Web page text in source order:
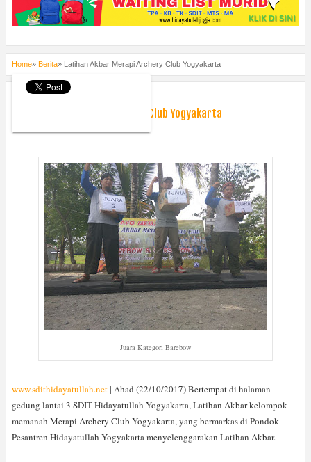
Home» Berita» Latihan Akbar Merapi Archery Club Yogyakarta
Monday, October 23, 2017
Latihan Akbar Merapi Archery Club Yogyakarta
Juara Kategori Barebow
www.sdithidayatullah.net| Ahad (22/10/2017) Bertempat di halaman
gedung lantai 3 SDIT Hidayatullah Yogyakarta, Latihan Akbar kelompok
memanah Merapi Archery Club Yogyakarta, yang bermarkas di Pondok
Pesantren Hidayatullah Yogyakarta menyelenggarakan Latihan Akbar.